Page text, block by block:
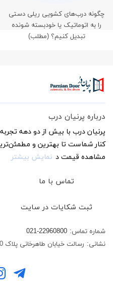
چگونه درب‌های کشویی ریلی دستی
را به اتوماتیک یا خودبسته شونده
تبدیل کنیم؟ (مطلب)
درباره پرنیان درب
پرنیان درب با بیش از دو دهه
کنار شماست تا بهترین و
مشاهده قیمت د نمایش بیشتر
تماس با ما
ثبت شکایات در سایت
شماره تماس: 021-22960800
نشانی: رسالت خیابان طاهرخانی پلاک 100 واحد 5